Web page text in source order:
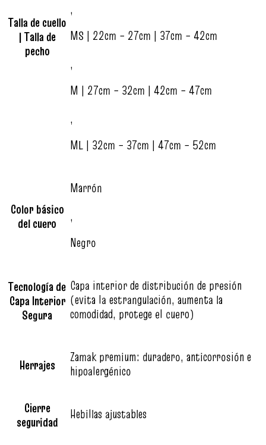
Talla de cuello
| Talla de
pecho
,
MS | 22cm – 27cm | 37cm – 42cm
,
M | 27cm – 32cm | 42cm – 47cm
,
ML | 32cm – 37cm | 47cm – 52cm
Color básico
del cuero
Marrón
,
Negro
Tecnología de
Capa Interior
Segura
Capa interior de distribución de presión
(evita la estrangulación, aumenta la
comodidad, protege el cuero)
Herrajes
Zamak premium: duradero, anticorrosión e
hipoalergénico
Cierre
seguridad
Hebillas ajustables